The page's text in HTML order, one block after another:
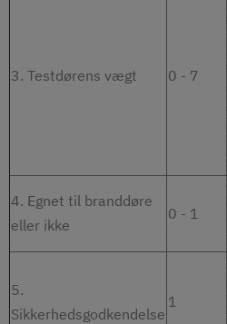
3. Testdørens vægt 0 - 7
4. Egnet til branddøre
eller ikke
0 - 1
5.
Sikkerhedsgodkendelse
1